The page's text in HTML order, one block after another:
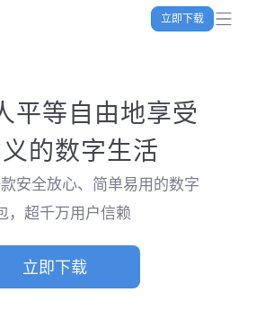
立即下载
TRX空投大礼包
平等自由地享受
的数字生活
安全放心、简单易用的数字
，超千万用户信赖
立即下载